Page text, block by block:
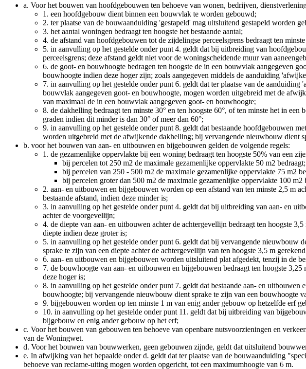
a. Voor het bouwen van hoofdgebouwen ten behoeve van wonen, bedrijven,
1. een hoofdgebouw dient binnen een bouwvlak te worden gebouwd;
2. ter plaatse van de bouwaanduiding 'gestapeld' mag uitsluitend gestapeld worden
3. het aantal woningen bedraagt ten hoogste het bestaande aantal;
4. de afstand van hoofdgebouwen tot de zijdelingse perceelsgrens bedraagt ten
5. in aanvulling op het gestelde onder punt 4. geldt dat bij uitbreiding van
perceelsgrens; deze afstand geldt niet voor de woningscheidende muur van
6. de goot- en bouwhoogte bedragen ten hoogste de in een bouwvlak aangegeven
bouwhoogte indien deze hoger zijn; zoals aangegeven middels de aanduiding
7. in aanvulling op het gestelde onder punt 6. geldt dat ter plaatse van de
bouwvlak aangegeven goot- en bouwhoogte, mogen worden uitgebreid met de
van maximaal de in een bouwvlak aangegeven goot- en bouwhoogte;
8. de dakhelling bedraagt ten minste 30° en ten hoogste 60°, of ten minste het in
graden indien dit minder is dan 30° of meer dan 60°;
9. in aanvulling op het gestelde onder punt 8. geldt dat bestaande hoofdgebouwen
worden uitgebreid met de afwijkende dakhelling; bij vervangende nieuwbouw dient
b. voor het bouwen van aan- en uitbouwen en bijgebouwen gelden de volgende regels:
1. de gezamenlijke oppervlakte bij een woning bedraagt ten hoogste 50% van een
bij percelen tot 250 m2 de maximale gezamenlijke oppervlakte 50 m2 bedraagt;
bij percelen van 250 - 500 m2 de maximale gezamenlijke oppervlakte 75 m2
bij percelen groter dan 500 m2 de maximale gezamenlijke oppervlakte 100 m2
2. aan- en uitbouwen en bijgebouwen worden op een afstand van ten minste 2,5 m
bestaande afstand, indien deze minder is;
3. in aanvulling op het gestelde onder punt 4. geldt dat bij uitbreiding van aan- en
achter de voorgevellijn;
4. de diepte van aan- en uitbouwen achter de achtergevellijn bedraagt ten hoogste
diepte indien deze groter is;
5. in aanvulling op het gestelde onder punt 6. geldt dat bij vervangende nieuwbouw
sprake te zijn van een diepte achter de achtergevellijn van ten hoogste 3,5 m
6. aan- en uitbouwen en bijgebouwen worden uitsluitend plat afgedekt, tenzij in de
7. de bouwhoogte van aan- en uitbouwen en bijgebouwen bedraagt ten hoogste
deze hoger is;
8. in aanvulling op het gestelde onder punt 7. geldt dat bestaande aan- en
bouwhoogte; bij vervangende nieuwbouw dient sprake te zijn van een bouwhoogte
9. bijgebouwen worden op ten minste 1 m van enig ander gebouw op hetzelfde erf
10. in aanvulling op het gestelde onder punt 11. geldt dat bij uitbreiding van
bijgebouw en enig ander gebouw op het erf;
c. Voor het bouwen van gebouwen ten behoeve van openbare nutsvoorzieningen en
van de Woningwet.
d. Voor het bouwen van bouwwerken, geen gebouwen zijnde, geldt dat uitsluitend
e. In afwijking van het bepaalde onder d. geldt dat ter plaatse van de bouwaanduiding
behoeve van reclame-uiting mogen worden opgericht, tot een maximumhoogte van 6 m.